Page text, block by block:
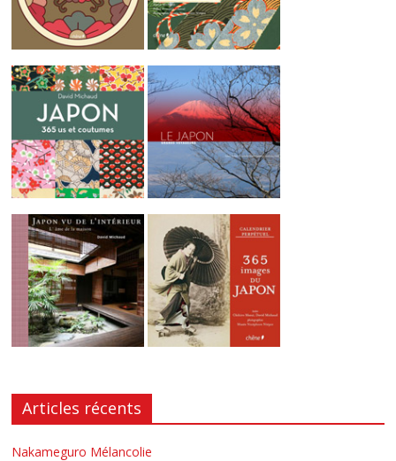
Articles récents
Nakameguro Mélancolie